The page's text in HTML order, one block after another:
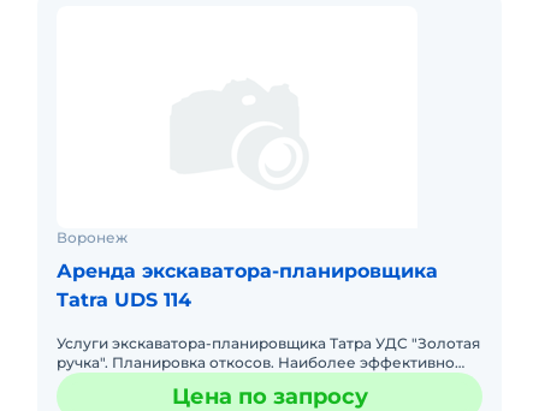
Воронеж
Аренда экскаватора-планировщика
Tatra UDS 114
Услуги экскаватора-планировщика Татра УДС "Золотая
ручка". Планировка откосов. Наиболее эффективно
использовать при дорожном строительстве. Большой
опыт работы
Цена по запросу